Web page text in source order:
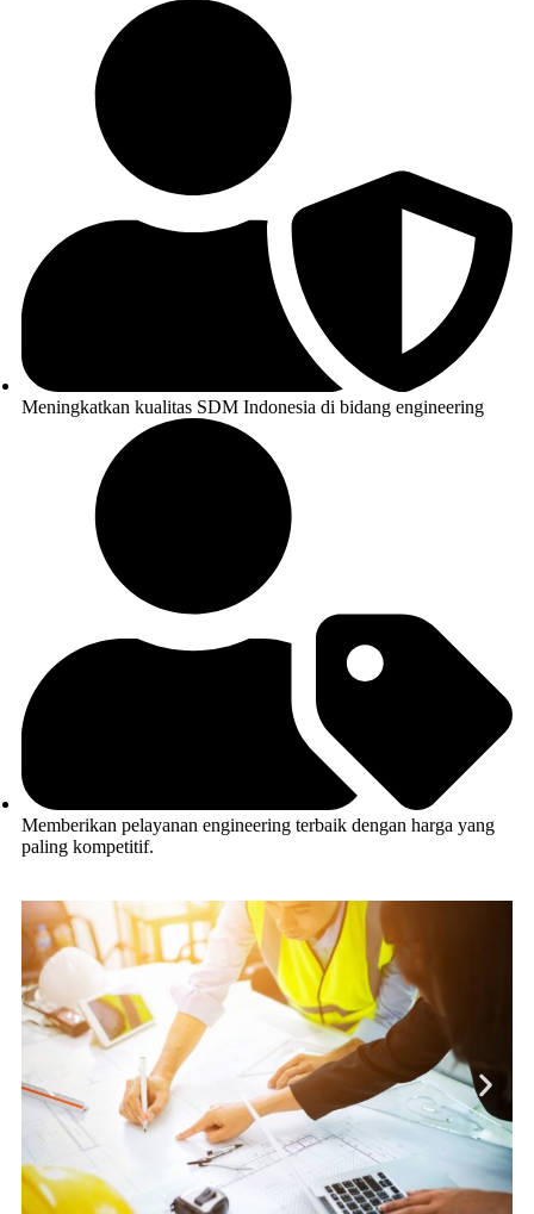
Meningkatkan kualitas SDM Indonesia di bidang engineering
Memberikan pelayanan engineering terbaik dengan harga yang
paling kompetitif.